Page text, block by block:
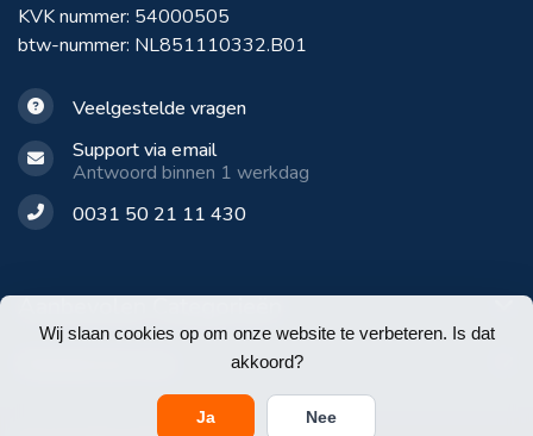
Wij slaan cookies op om onze website te verbeteren. Is dat
akkoord?
Ja Nee
KVK nummer: 54000505
btw-nummer: NL851110332.B01
Veelgestelde vragen
Support via email
Antwoord binnen 1 werkdag
0031 50 21 11 430